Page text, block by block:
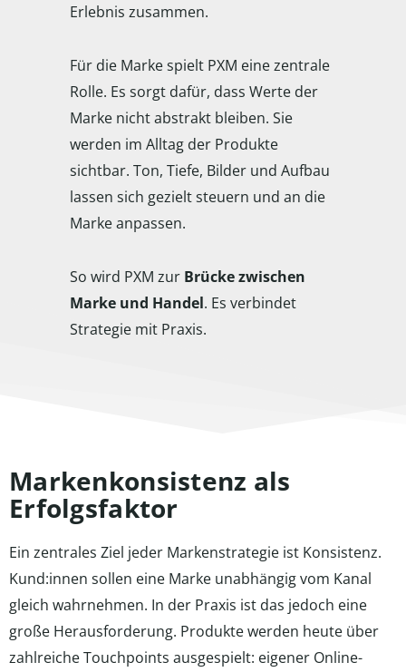
Erlebnis zusammen.
Für die Marke spielt PXM eine zentrale
Rolle. Es sorgt dafür, dass Werte der
Marke nicht abstrakt bleiben. Sie
werden im Alltag der Produkte
sichtbar. Ton, Tiefe, Bilder und Aufbau
lassen sich gezielt steuern und an die
Marke anpassen.
So wird PXM zur Brücke zwischen
Marke und Handel. Es verbindet
Strategie mit Praxis.
Markenkonsistenz als
Erfolgsfaktor
Ein zentrales Ziel jeder Markenstrategie ist Konsistenz.
Kund:innen sollen eine Marke unabhängig vom Kanal
gleich wahrnehmen. In der Praxis ist das jedoch eine
große Herausforderung. Produkte werden heute über
zahlreiche Touchpoints ausgespielt: eigener Online-